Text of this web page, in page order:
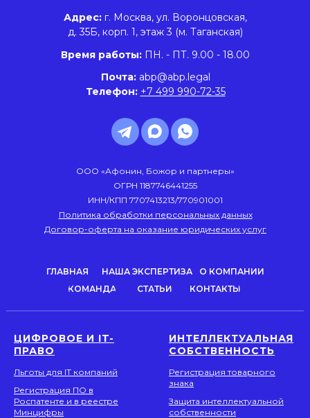
КОМАНДА СТАТЬИ КОНТАКТЫ
НАША ЭКСПЕРТИЗА О КОМПАНИИ
ГЛАВНАЯ
Адрес: г. Москва, ул. Воронцовская,
д. 35Б, корп. 1, этаж 3 (м. Таганская)
Время работы: ПН. - ПТ. 9.00 - 18.00
Почта:abp@abp.legal
Телефон: +7 499 990-72-35
ООО «Афонин, Божор и партнеры»
ОГРН 1187746441255
ИНН/КПП 7707413213/770901001
Политика обработки персональных данных
Договор-оферта на оказание юридических услуг
ЦИФРОВОЕ И IT-
ПРАВО
Льготы для IT компаний
Регистрация ПО в
Роспатенте и в реестре
Минцифры
ИНТЕЛЛЕКТУАЛЬНАЯ
СОБСТВЕННОСТЬ
Регистрация товарного
знака
Защита интеллектуальной
собственности